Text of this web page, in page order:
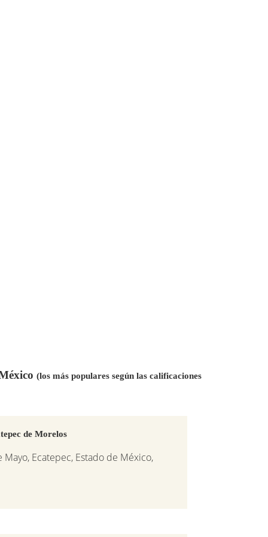
(los más populares según las calificaciones
de Morelos
Ecatepec, Estado de México,